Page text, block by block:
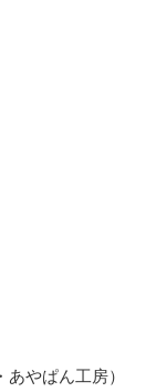
やぱん工房）